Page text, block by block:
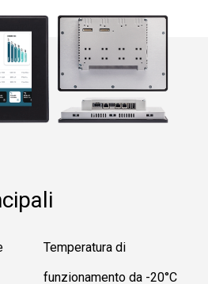
Temperatura di
funzionamento da -20°C